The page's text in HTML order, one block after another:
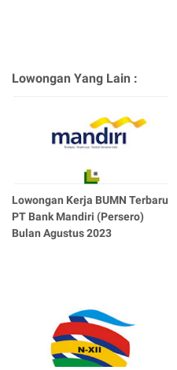
Lowongan Yang Lain :
Lowongan Kerja BUMN Terbaru
PT Bank Mandiri (Persero)
Bulan Agustus 2023